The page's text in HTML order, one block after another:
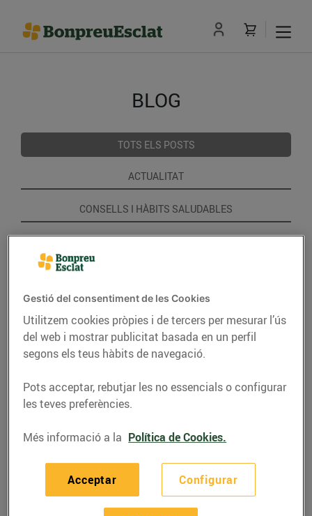
BLOG
TOTS ELS POSTS
ACTUALITAT
CONSELLS I HÀBITS SALUDABLES
Gestió del consentiment de les Cookies
Utilitzem cookies pròpies i de tercers per mesurar l’ús
del web i mostrar publicitat basada en un perfil
segons els teus hàbits de navegació.
Pots acceptar, rebutjar les no essencials o configurar
les teves preferències.
Més informació a la Política de Cookies.
Configurar
Acceptar